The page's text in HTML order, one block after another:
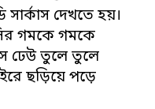
সার্কাস দেখতে হয়।
গমকে গমকে
ঢেউ তুলে তুলে
ছড়িয়ে পড়ে